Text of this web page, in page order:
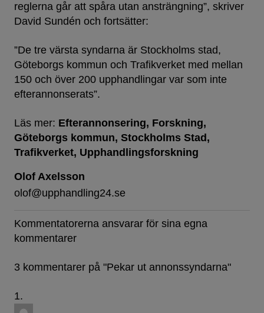
reglerna går att spåra utan ansträngning”, skriver
David Sundén och fortsätter:
”De tre värsta syndarna är Stockholms stad,
Göteborgs kommun och Trafikverket med mellan
150 och över 200 upphandlingar var som inte
efterannonserats”.
Läs mer: Efterannonsering Forskning
Göteborgs kommun Stockholms Stad
Trafikverket Upphandlingsforskning
Olof Axelsson
olof@upphandling24.se
Kommentatorerna ansvarar för sina egna
kommentarer
3 kommentarer på "Pekar ut annonssyndarna"